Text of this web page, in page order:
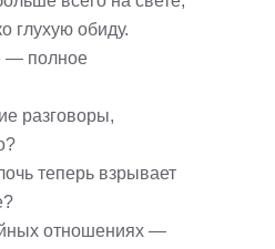
глухую обиду.
— полное
разговоры,
теперь взрывает
отношениях —